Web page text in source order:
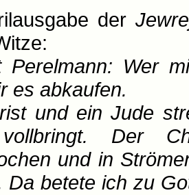
der
Perelmann: Wer
es abkaufen.
und ein Jude
vollbringt. Der
und in
Da betete ich zu